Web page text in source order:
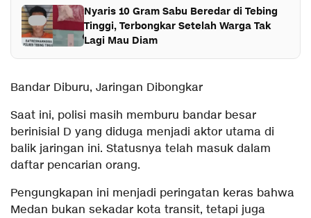
Nyaris 10 Gram Sabu Beredar di Tebing
Tinggi, Terbongkar Setelah Warga Tak
Lagi Mau Diam
Bandar Diburu, Jaringan Dibongkar
Saat ini, polisi masih memburu bandar besar
berinisial D yang diduga menjadi aktor utama di
balik jaringan ini. Statusnya telah masuk dalam
daftar pencarian orang.
Pengungkapan ini menjadi peringatan keras bahwa
Medan bukan sekadar kota transit, tetapi juga